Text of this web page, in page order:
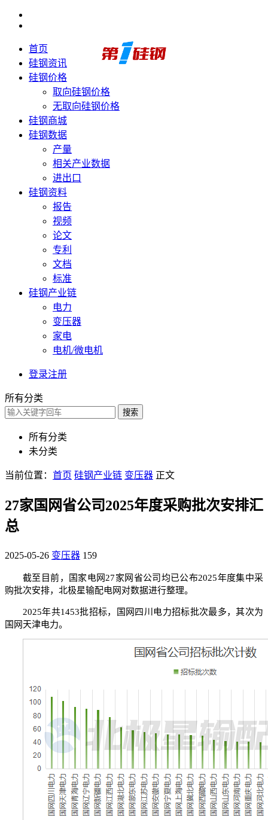
首页
硅钢资讯
硅钢价格
取向硅钢价格
无取向硅钢价格
硅钢商城
硅钢数据
产量
相关产业数据
进出口
硅钢资料
报告
视频
论文
专利
文档
标准
硅钢产业链
电力
变压器
家电
电机/微电机
登录注册
所有分类
搜索
所有分类
未分类
当前位置： 首页 硅钢产业链 变压器 正文
27家国网省公司2025年度采购批次安排汇
总
2025-05-26 变压器 159
截至目前，国家电网27家网省公司均已公布2025年度集中采
购批次安排，北极星输配电网对数据进行整理。
2025年共1453批招标，国网四川电力招标批次最多，其次为
国网天津电力。